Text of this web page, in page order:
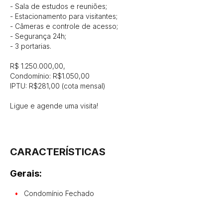
- Sala de estudos e reuniões;
- Estacionamento para visitantes;
- Câmeras e controle de acesso;
- Segurança 24h;
- 3 portarias.
R$ 1.250.000,00,
Condomínio: R$1.050,00
IPTU: R$281,00 (cota mensal)
Ligue e agende uma visita!
CARACTERÍSTICAS
Gerais:
Condomínio Fechado